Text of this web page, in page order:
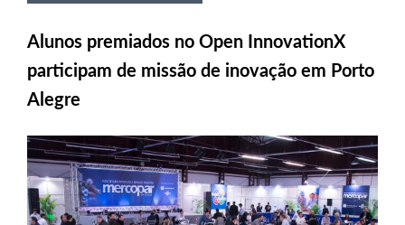
Alunos premiados no Open InnovationX
participam de missão de inovação em Porto
Alegre